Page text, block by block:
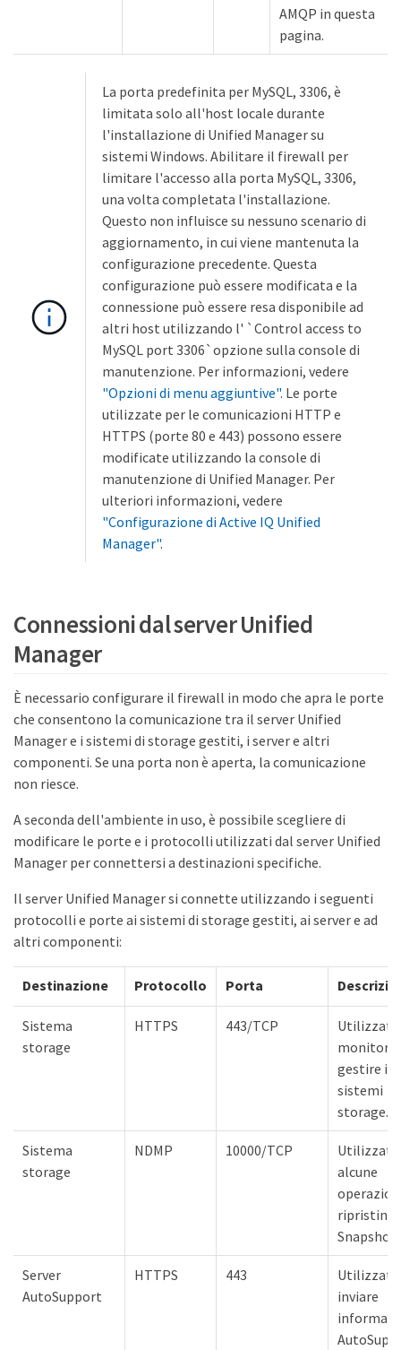
AMQP in questa
pagina.
La porta predefinita per MySQL, 3306, è
limitata solo all'host locale durante
l'installazione di Unified Manager su
sistemi Windows. Abilitare il firewall per
limitare l'accesso alla porta MySQL, 3306,
una volta completata l'installazione.
Questo non influisce su nessuno scenario di
aggiornamento, in cui viene mantenuta la
configurazione precedente. Questa
configurazione può essere modificata e la
connessione può essere resa disponibile ad
altri host utilizzando l' `Control access to
MySQL port 3306`opzione sulla console di
manutenzione. Per informazioni, vedere
"Opzioni di menu aggiuntive". Le porte
utilizzate per le comunicazioni HTTP e
HTTPS (porte 80 e 443) possono essere
modificate utilizzando la console di
manutenzione di Unified Manager. Per
ulteriori informazioni, vedere
"Configurazione di Active IQ Unified
Manager".
Connessioni dal server Unified
Manager
È necessario configurare il firewall in modo che apra le porte
che consentono la comunicazione tra il server Unified
Manager e i sistemi di storage gestiti, i server e altri
componenti. Se una porta non è aperta, la comunicazione
non riesce.
A seconda dell'ambiente in uso, è possibile scegliere di
modificare le porte e i protocolli utilizzati dal server Unified
Manager per connettersi a destinazioni specifiche.
Il server Unified Manager si connette utilizzando i seguenti
protocolli e porte ai sistemi di storage gestiti, ai server e ad
altri componenti:
Destinazione Protocollo Porta
Sistema
storage
HTTPS 443/TCP
gestire i
sistemi
storage.
Sistema
storage
NDMP 10000/TCP
alcune
ripristino
Snapshot.
Server
AutoSupport
HTTPS 443
inviare